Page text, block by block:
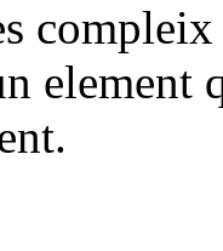
element